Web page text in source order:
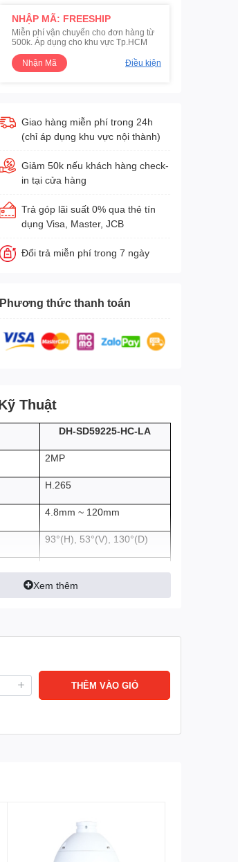
NHẬP MÃ: FREESHIP
Miễn phí vận chuyển cho đơn hàng từ
500k. Áp dụng cho khu vực Tp.HCM
Nhận Mã
Điều kiện
Giao hàng miễn phí trong 24h
(chỉ áp dụng khu vực nội thành)
Giảm 50k nếu khách hàng check-
in tại cửa hàng
Trả góp lãi suất 0% qua thẻ tín
dụng Visa, Master, JCB
Đổi trả miễn phí trong 7 ngày
Phương thức thanh toán
Thuật
DH-SD59225-HC-LA
2MP
H.265
4.8mm ~ 120mm
93°(H), 53°(V), 130°(D)
với công nghệ hồng ngoại
Hỗ trợ tối đa thẻ
(tùy chọn)
chiều)
Tự động cân bằng trắng
Xem thêm
THÊM VÀO GIỎ